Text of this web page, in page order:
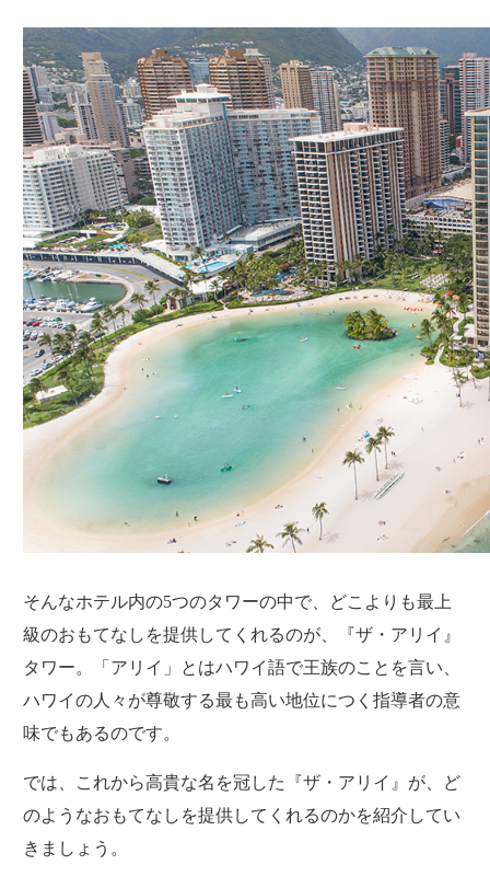
そんなホテル内の5つのタワーの中で、どこよりも最上
級のおもてなしを提供してくれるのが、『ザ・アリイ』
タワー。「アリイ」とはハワイ語で王族のことを言い、
ハワイの人々が尊敬する最も高い地位につく指導者の意
味でもあるのです。
では、これから高貴な名を冠した『ザ・アリイ』が、ど
のようなおもてなしを提供してくれるのかを紹介してい
きましょう。